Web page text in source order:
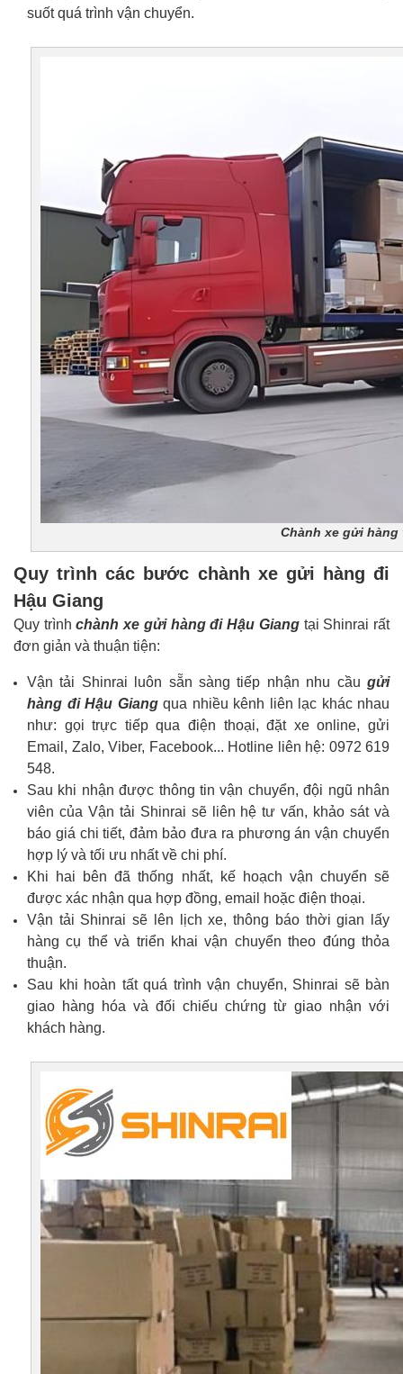
suốt quá trình vận chuyển.
Chành xe gửi hàng
Quy trình các bước chành xe gửi hàng đi
Hậu Giang
Quy trìnhchành xe gửi hàng đi Hậu Giangtại Shinrai rất
đơn giản và thuận tiện:
Vận tải Shinrai luôn sẵn sàng tiếp nhận nhu cầu gửi
hàng đi Hậu Giangqua nhiều kênh liên lạc khác nhau
như: gọi trực tiếp qua điện thoại, đặt xe online, gửi
Email, Zalo, Viber, Facebook... Hotline liên hệ: 0972 619
548.
Sau khi nhận được thông tin vận chuyển, đội ngũ nhân
viên của Vận tải Shinrai sẽ liên hệ tư vấn, khảo sát và
báo giá chi tiết, đảm bảo đưa ra phương án vận chuyển
hợp lý và tối ưu nhất về chi phí.
Khi hai bên đã thống nhất, kế hoạch vận chuyển sẽ
được xác nhận qua hợp đồng, email hoặc điện thoại.
Vận tải Shinrai sẽ lên lịch xe, thông báo thời gian lấy
hàng cụ thể và triển khai vận chuyển theo đúng thỏa
thuận.
Sau khi hoàn tất quá trình vận chuyển, Shinrai sẽ bàn
giao hàng hóa và đối chiếu chứng từ giao nhận với
khách hàng.